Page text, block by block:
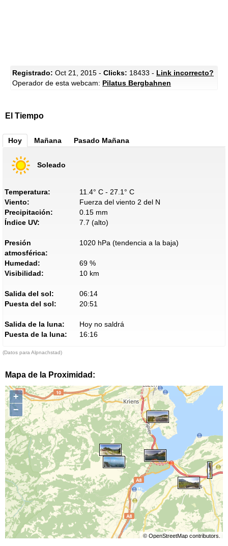
Registrado: Oct 21, 2015 - Clicks: 18433 - Link incorrecto?
Operador de esta webcam: Pilatus Bergbahnen
El Tiempo
Hoy Mañana Pasado Mañana
Soleado
Temperatura:
11.4° C - 27.1° C
Viento:
Fuerza del viento 2 del N
Precipitación:
0.15 mm
Índice UV:
7.7 (alto)
Presión
atmosférica:
1020 hPa (tendencia a la baja)
Humedad:
69 %
Visibilidad:
10 km
Salida del sol:
06:14
Puesta del sol:
20:51
Salida de la luna:
Hoy no saldrá
Puesta de la luna:
16:16
(Datos para Alpnachstad)
Mapa de la Proximidad:
+
−
© OpenStreetMapcontributors.